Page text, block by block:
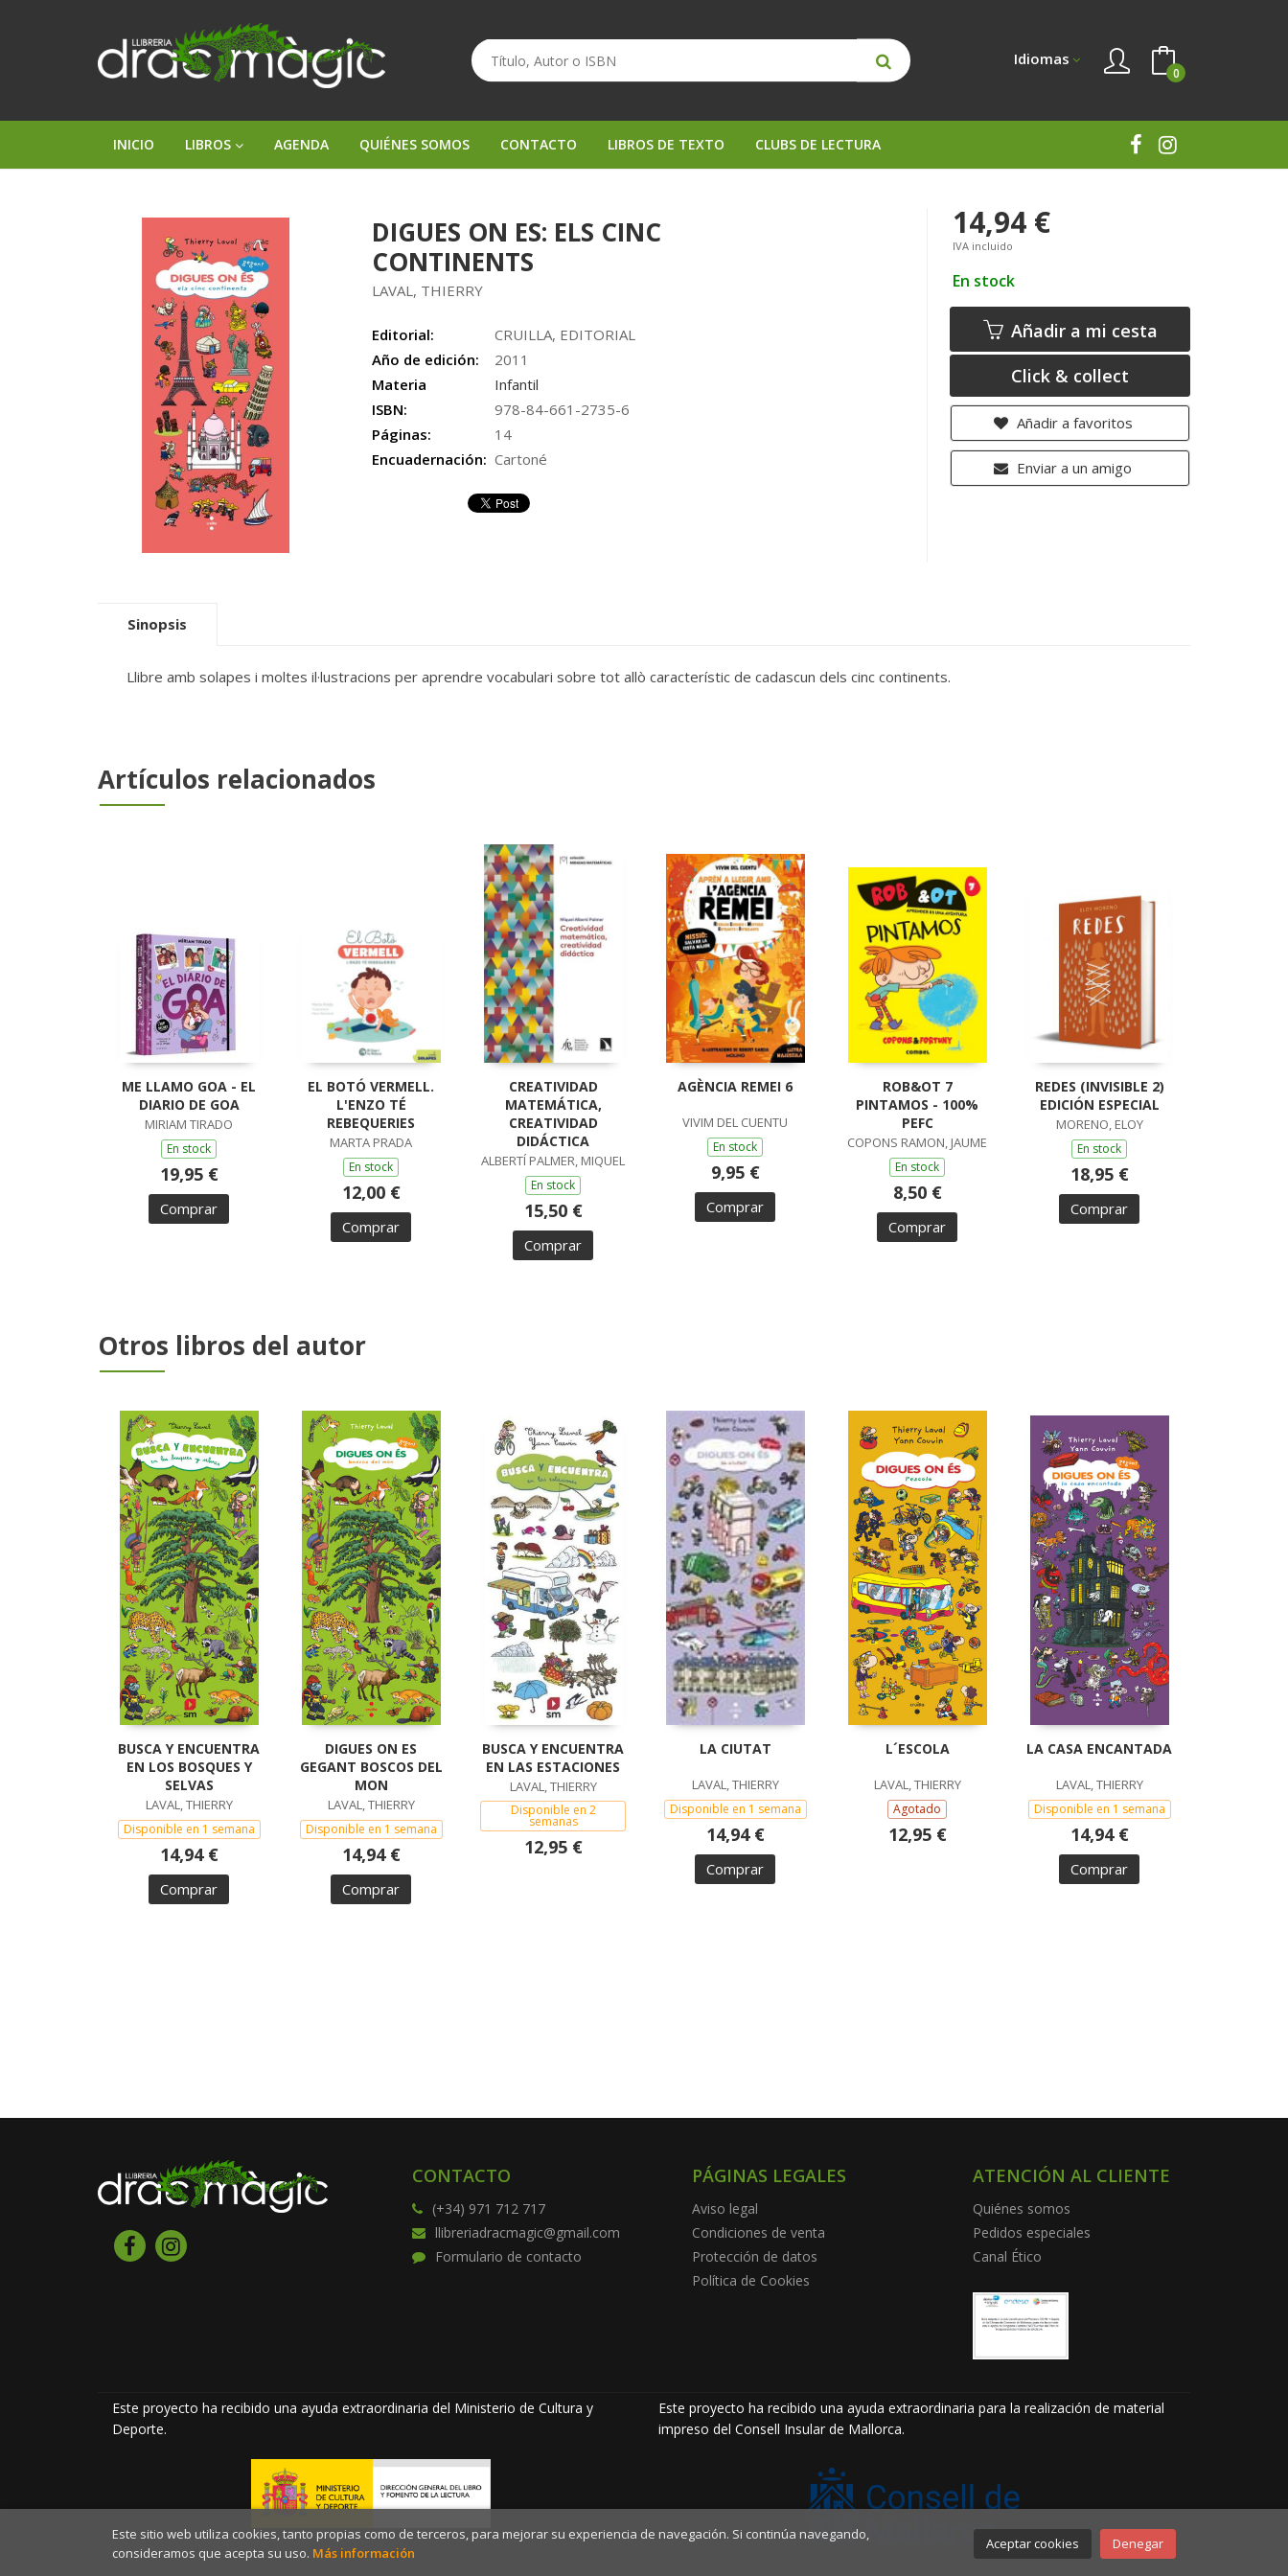
Idiomas
0
INICIO LIBROS AGENDA QUIÉNES SOMOS CONTACTO LIBROS DE TEXTO CLUBS DE LECTURA
DIGUES ON ES: ELS CINC
CONTINENTS
LAVAL, THIERRY
Editorial:
CRUILLA, EDITORIAL
Año de edición:
2011
Materia
Infantil
ISBN:
978-84-661-2735-6
Páginas:
14
Encuadernación: Cartoné
14,94 €
IVA incluido
En stock
Añadir a mi cesta
Click & collect
Añadir a favoritos
Enviar a un amigo
Sinopsis
Llibre amb solapes i moltes il·lustracions per aprendre vocabulari sobre tot allò característic de cadascun dels cinc continents.
Artículos relacionados
ME LLAMO GOA - EL
DIARIO DE GOA
MIRIAM TIRADO
En stock
19,95 €
Comprar
EL BOTÓ VERMELL.
L'ENZO TÉ
REBEQUERIES
MARTA PRADA
En stock
12,00 €
Comprar
CREATIVIDAD
MATEMÁTICA,
CREATIVIDAD
DIDÁCTICA
ALBERTÍ PALMER, MIQUEL
En stock
15,50 €
Comprar
AGÈNCIA REMEI 6
VIVIM DEL CUENTU
En stock
9,95 €
Comprar
ROB&OT 7
PINTAMOS - 100%
PEFC
COPONS RAMON, JAUME
En stock
8,50 €
Comprar
REDES (INVISIBLE 2)
EDICIÓN ESPECIAL
MORENO, ELOY
En stock
18,95 €
Comprar
Otros libros del autor
BUSCA Y ENCUENTRA
EN LOS BOSQUES Y
SELVAS
LAVAL, THIERRY
Disponible en 1 semana
14,94 €
Comprar
DIGUES ON ES
GEGANT BOSCOS DEL
MON
LAVAL, THIERRY
Disponible en 1 semana
14,94 €
Comprar
BUSCA Y ENCUENTRA
EN LAS ESTACIONES
LAVAL, THIERRY
Disponible en 2
semanas
12,95 €
LA CIUTAT
LAVAL, THIERRY
Disponible en 1 semana
14,94 €
Comprar
L´ESCOLA
LAVAL, THIERRY
Agotado
12,95 €
LA CASA ENCANTADA
LAVAL, THIERRY
Disponible en 1 semana
14,94 €
Comprar
CONTACTO
(+34) 971 712 717
llibreriadracmagic@gmail.com
Formulario de contacto
PÁGINAS LEGALES
Aviso legal
Condiciones de venta
Protección de datos
Política de Cookies
ATENCIÓN AL CLIENTE
Quiénes somos
Pedidos especiales
Canal Ético
Este proyecto ha recibido una ayuda extraordinaria del Ministerio de Cultura y
Deporte.
Este proyecto ha recibido una ayuda extraordinaria para la realización de material
impreso del Consell Insular de Mallorca.
Este sitio web utiliza cookies, tanto propias como de terceros, para mejorar su experiencia de navegación. Si continúa navegando,
consideramos que acepta su uso. Más información
Aceptar cookies Denegar